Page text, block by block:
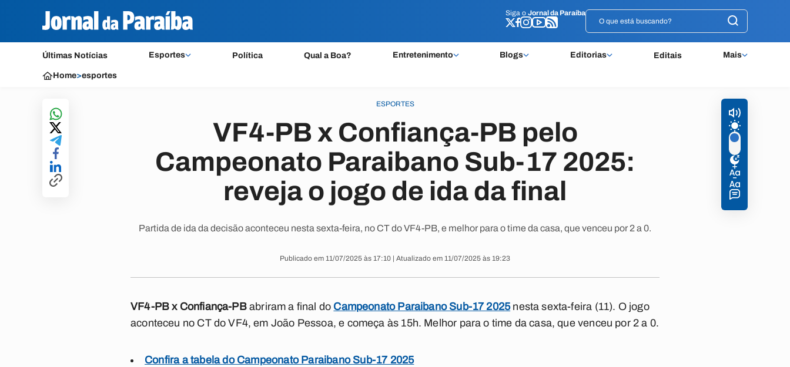
Siga o Jornal da Paraíba
Últimas Notícias Esportes Política Qual a Boa? Entretenimento Blogs Editorias Editais Mais
Siga o Jornal da Paraíba
Home>esportes
ESPORTES
VF4-PB x Confiança-PB pelo
Campeonato Paraibano Sub-17 2025:
reveja o jogo de ida da final
Partida de ida da decisão aconteceu nesta sexta-feira, no CT do VF4-PB, e melhor para o time da casa, que venceu por 2 a 0.
Publicado em 11/07/2025 às 17:10 | Atualizado em 11/07/2025 às 19:23
VF4-PB x Confiança-PBabriram a final do Campeonato Paraibano Sub-17 2025nesta sexta-feira (11). O jogo
aconteceu no CT do VF4, em João Pessoa, e começa às 15h. Melhor para o time da casa, que venceu por 2 a 0.
Confira a tabela do Campeonato Paraibano Sub-17 2025